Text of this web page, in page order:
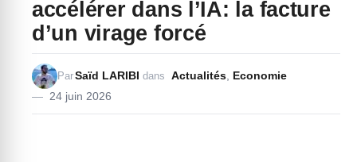
accélérer dans l’IA: la facture
d’un virage forcé
24 juin 2026
ParSaïd LARIBI dans Actualités, Economie